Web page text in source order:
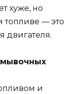
хуже, но
топливе — это
двигателя.
и